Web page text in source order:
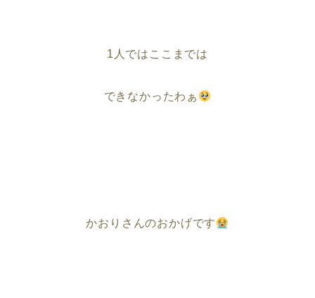
1人ではここまでは
できなかったわぁ
かおりさんのおかげです